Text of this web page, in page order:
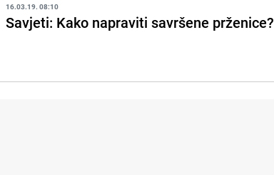
16.03.19. 08:10
Savjeti: Kako napraviti savršene prženice?